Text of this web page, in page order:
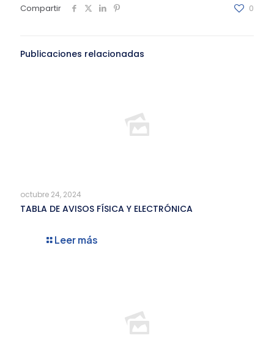
Compartir 0
Publicaciones relacionadas
octubre 24, 2024
TABLA DE AVISOS FÍSICA Y ELECTRÓNICA
Leer más